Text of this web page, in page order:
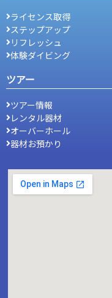
ライセンス取得
ステップアップ
リフレッシュ
体験ダイビング
ツアー
ツアー情報
レンタル器材
オーバーホール
器材お預かり